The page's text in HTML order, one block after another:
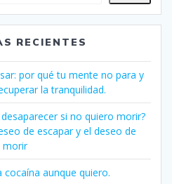
RECIENTES
por qué tu mente no para y
la tranquilidad.
si no quiero morir?
de escapar y el deseo de
morir
aunque quiero.